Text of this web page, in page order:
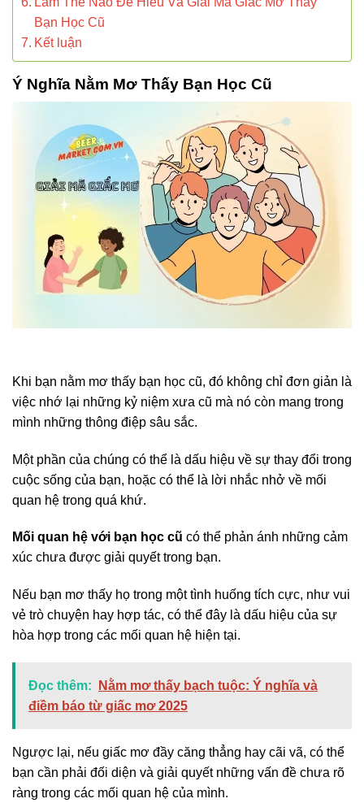
Bạn Học Cũ
Kết luận
Ý Nghĩa Nằm Mơ Thấy Bạn Học Cũ
Khi bạn nằm mơ thấy bạn học cũ, đó không chỉ đơn giản là
việc nhớ lại những kỷ niệm xưa cũ mà nó còn mang trong
mình những thông điệp sâu sắc.
Một phần của chúng có thể là dấu hiệu về sự thay đổi trong
cuộc sống của bạn, hoặc có thể là lời nhắc nhở về mối
quan hệ trong quá khứ.
Mối quan hệ với bạn học cũ có thể phản ánh những cảm
xúc chưa được giải quyết trong bạn.
Nếu bạn mơ thấy họ trong một tình huống tích cực, như vui
vẻ trò chuyện hay hợp tác, có thể đây là dấu hiệu của sự
hòa hợp trong các mối quan hệ hiện tại.
Đọc thêm:
Nằm mơ thấy bạch tuộc: Ý nghĩa và
điềm báo từ giấc mơ 2025
Ngược lại, nếu giấc mơ đầy căng thẳng hay cãi vã, có thể
bạn cần phải đối diện và giải quyết những vấn đề chưa rõ
ràng trong các mối quan hệ của mình.